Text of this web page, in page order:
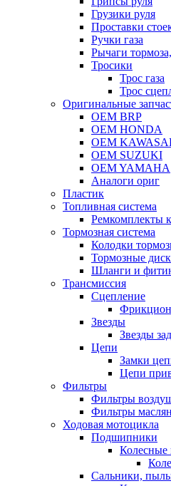
Грузики руля
Проставки
Ручки газа
Рычаги
Тросики
Трос газа
Трос
Оригинальные
OEM BRP
OEM HONDA
OEM
OEM SUZUKI
OEM YAMAHA
Аналоги ориг
Пластик
Топливная система
Ремкомплекты
Тормозная система
Колодки
Тормозные
Шланги и
Трансмиссия
Cцепление
Звезды
Звезды
Цепи
Замки
Цепи
Фильтры
Фильтры
Фильтры
Ходовая мотоцикла
Подшипники
Сальники,